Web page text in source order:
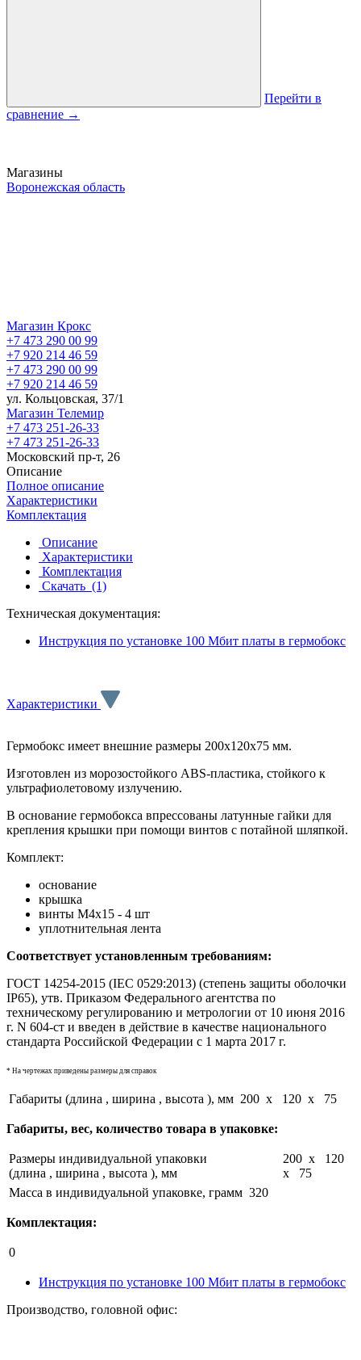
Перейти в
сравнение →
Магазины
Воронежская область
Магазин Крокс
+7 473 290 00 99
+7 920 214 46 59
+7 473 290 00 99
+7 920 214 46 59
ул. Кольцовская, 37/1
Магазин Телемир
+7 473 251-26-33
+7 473 251-26-33
Московский пр-т, 26
Описание
Полное описание
Характеристики
Комплектация
Описание
Характеристики
Комплектация
Скачать (1)
Техническая документация:
Инструкция по установке 100 Мбит платы в гермобокс
Характеристики
Гермобокс имеет внешние размеры 200х120х75 мм.
Изготовлен из морозостойкого ABS-пластика, стойкого к
ультрафиолетовому излучению.
В основание гермобокса впрессованы латунные гайки для
крепления крышки при помощи винтов с потайной шляпкой.
Комплект:
основание
крышка
винты М4х15 - 4 шт
уплотнительная лента
Соответствует установленным требованиям:
ГОСТ 14254-2015 (IEC 0529:2013) (степень защиты оболочки
IP65), утв. Приказом Федерального агентства по
техническому регулированию и метрологии от 10 июня 2016
г. N 604-ст и введен в действие в качестве национального
стандарта Российской Федерации с 1 марта 2017 г.
* На чертежах приведены размеры для справок
Габариты (длина , ширина , высота ), мм 200 x 120 x 75
Габариты, вес, количество товара в упаковке:
Размеры индивидуальной упаковки
(длина , ширина , высота ), мм
200 x 120
x 75
Масса в индивидуальной упаковке, грамм 320
Комплектация:
0
Инструкция по установке 100 Мбит платы в гермобокс
Производство, головной офис: